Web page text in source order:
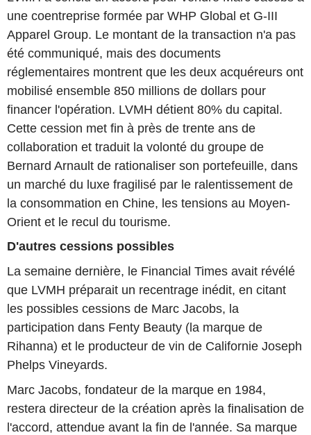
une coentreprise formée par WHP Global et G-III
Apparel Group. Le montant de la transaction n'a pas
été communiqué, mais des documents
réglementaires montrent que les deux acquéreurs ont
mobilisé ensemble 850 millions de dollars pour
financer l'opération. LVMH détient 80% du capital.
Cette cession met fin à près de trente ans de
collaboration et traduit la volonté du groupe de
Bernard Arnault de rationaliser son portefeuille, dans
un marché du luxe fragilisé par le ralentissement de
la consommation en Chine, les tensions au Moyen-
Orient et le recul du tourisme.
D'autres cessions possibles
La semaine dernière, le Financial Times avait révélé
que LVMH préparait un recentrage inédit, en citant
les possibles cessions de Marc Jacobs, la
participation dans Fenty Beauty (la marque de
Rihanna) et le producteur de vin de Californie Joseph
Phelps Vineyards.
Marc Jacobs, fondateur de la marque en 1984,
restera directeur de la création après la finalisation de
l'accord, attendue avant la fin de l'année. Sa marque